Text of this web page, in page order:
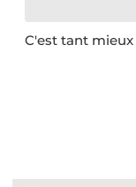
C'est tant